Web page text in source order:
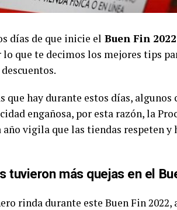
días de que inicie el Buen Fin 2022
que te decimos los mejores tips
que hay durante estos días,
engañosa, por esta razón, la
año vigila que las tiendas respeten
tuvieron más quejas en el
rinda durante este Buen Fin